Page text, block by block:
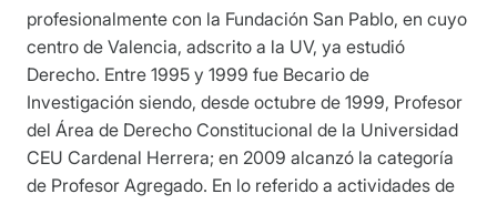
profesionalmente con la Fundación San Pablo, en cuyo
centro de Valencia, adscrito a la UV, ya estudió
Derecho. Entre 1995 y 1999 fue Becario de
Investigación siendo, desde octubre de 1999, Profesor
del Área de Derecho Constitucional de la Universidad
CEU Cardenal Herrera; en 2009 alcanzó la categoría
de Profesor Agregado. En lo referido a actividades de